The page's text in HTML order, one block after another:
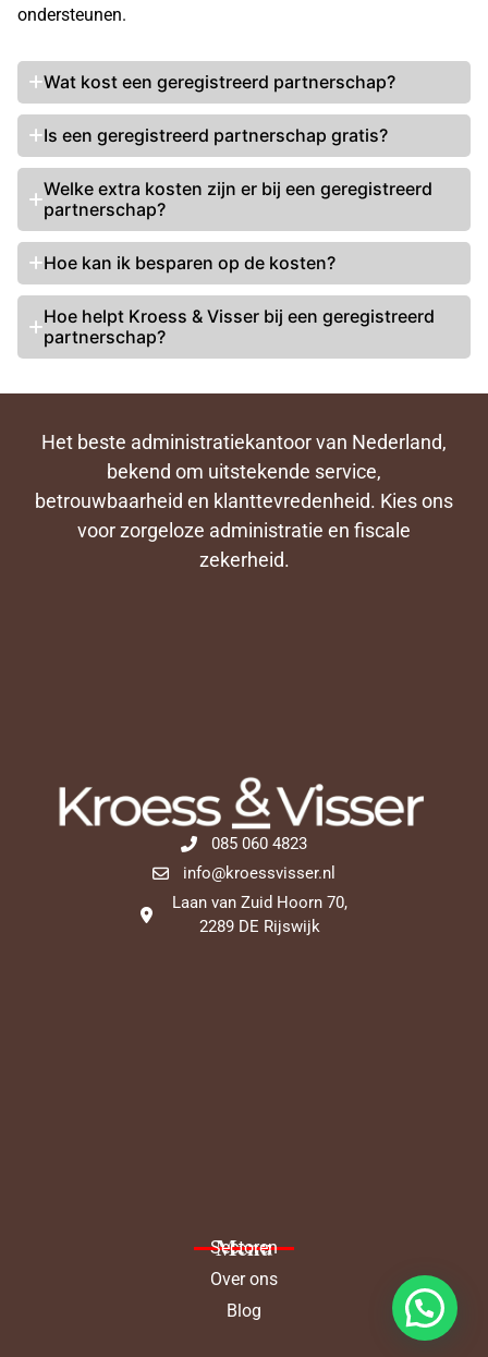
ondersteunen.
Wat kost een geregistreerd partnerschap?
Is een geregistreerd partnerschap gratis?
Welke extra kosten zijn er bij een geregistreerd
partnerschap?
Hoe kan ik besparen op de kosten?
Hoe helpt Kroess & Visser bij een geregistreerd
partnerschap?
Het beste administratiekantoor van Nederland,
bekend om uitstekende service,
betrouwbaarheid en klanttevredenheid. Kies ons
voor zorgeloze administratie en fiscale
zekerheid.
085 060 4823
info@kroessvisser.nl
Laan van Zuid Hoorn 70,
2289 DE Rijswijk
Menu
Sectoren
Over ons
Blog